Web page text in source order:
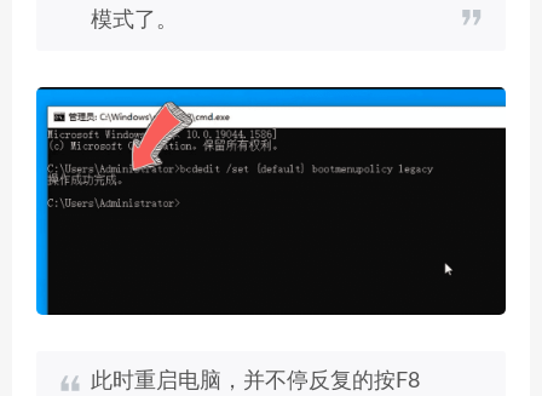
模式了。
此时重启电脑，并不停反复的按F8